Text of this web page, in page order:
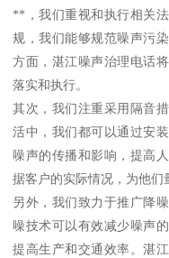
**，我们重视和执行相关
规，我们能够规范噪声污
方面，湛江噪声治理电话
落实和执行。
其次，我们注重采用隔音
活中，我们都可以通过安
噪声的传播和影响，提高
据客户的实际情况，为他们
另外，我们致力于推广降
噪技术可以有效减少噪声
提高生产和交通效率。湛